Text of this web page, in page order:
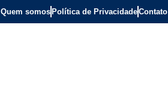
Quem somos Política de PrivacidadeContato